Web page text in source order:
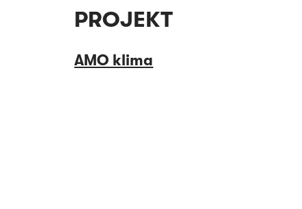
PROJEKT
AMO klima